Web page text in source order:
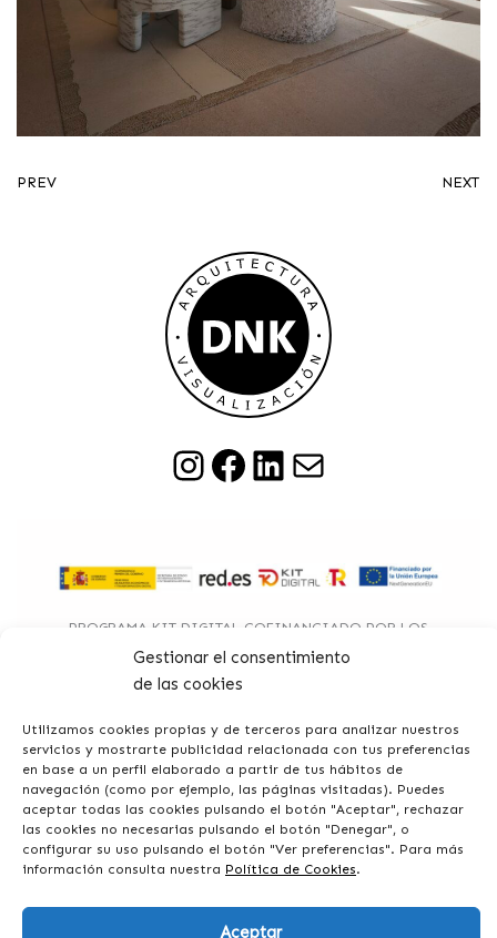
Gestionar el consentimiento
de las cookies
Utilizamos cookies propias y de terceros para analizar nuestros
servicios y mostrarte publicidad relacionada con tus preferencias
en base a un perfil elaborado a partir de tus hábitos de
navegación (como por ejemplo, las páginas visitadas). Puedes
aceptar todas las cookies pulsando el botón "Aceptar", rechazar
las cookies no necesarias pulsando el botón "Denegar", o
configurar su uso pulsando el botón "Ver preferencias". Para más
información consulta nuestra Política de Cookies.
Aceptar
PREV NEXT
Instagram
Facebook
LinkedIn
Mail
PROGRAMA KIT DIGITAL COFINANCIADO POR LOS
FONDOS NEXT GENERATION (EU) DEL MECANISMO DE
RECUPERACIÓN Y RESILIENCIA
© 2026 DANARK - Todos los derechos reservados.
Diseñado con♥ por:Ducktoy
Privacidad